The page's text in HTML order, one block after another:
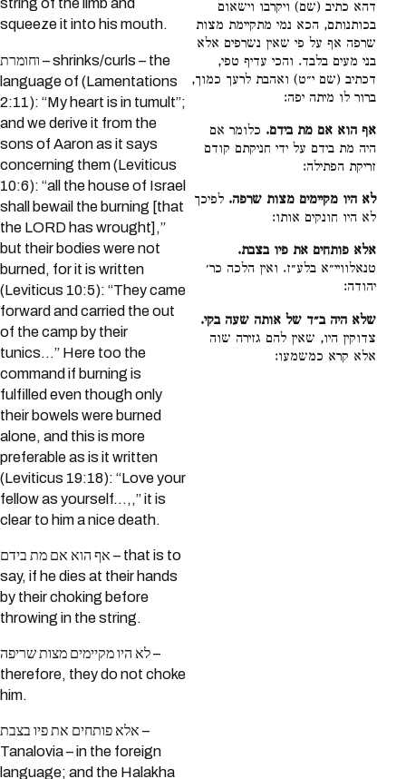
string of the limb and
squeeze it into his mouth.
וחומרת – shrinks/curls – the
language of (Lamentations
2:11): “My heart is in tumult”;
and we derive it from the
sons of Aaron as it says
concerning them (Leviticus
10:6): “all the house of Israel
shall bewail the burning [that
the LORD has wrought],”
but their bodies were not
burned, for it is written
(Leviticus 10:5): “They came
forward and carried the out
of the camp by their
tunics…” Here too the
command if burning is
fulfilled even though only
their bowels were burned
alone, and this is more
preferable as is it written
(Leviticus 19:18): “Love your
fellow as yourself…,,” it is
clear to him a nice death.
אף הוא אם מת בידם – that is to
say, if he dies at their hands
by their choking before
throwing in the string.
לא היו מקיימים מצות שריפה –
therefore, they do not choke
him.
אלא פותחים את פיו בצבת –
Tanalovia – in the foreign
language; and the Halakha
דהא כתיב (שם) ויקרבו וישאום
בכותנותם, הכא נמי מתקיימת מצות
שרפה אף על פי שאין נשרפים אלא
בני מעים בלבד. והכי עדיף טפי,
דכתיב (שם י״ט) ואהבת לרעך כמוך,
ברור לו מיתה יפה:
אף הוא אם מת בידם. כלומר אם
היה מת בידם על ידי חניקתם קודם
זריקת הפתילה:
לא היו מקיימים מצות שרפה. לפיכך
לא היו חונקים אותו:
אלא פותחים את פיו בצבת.
טנאלוויי״א בלע״ז. ואין הלכה כר׳
יהודה:
שלא היה ב״ד של אותה שעה בקי.
צדוקין היו, שאין להם גזירה שוה
אלא קרא כמשמעו: